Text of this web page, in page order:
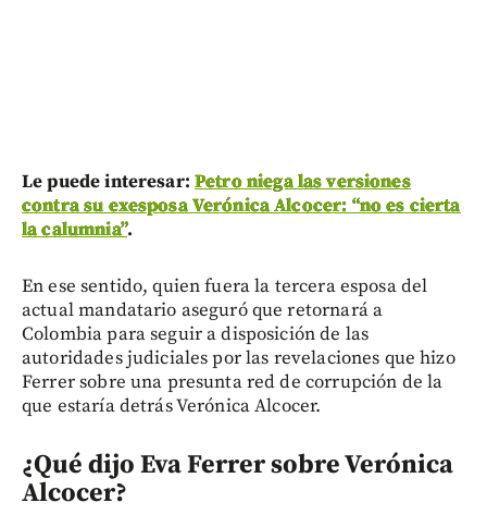
Le puede interesar: Petro niega las versiones
contra su exesposa Verónica Alcocer: “no es cierta
la calumnia”.
En ese sentido, quien fuera la tercera esposa del
actual mandatario aseguró que retornará a
Colombia para seguir a disposición de las
autoridades judiciales por las revelaciones que hizo
Ferrer sobre una presunta red de corrupción de la
que estaría detrás Verónica Alcocer.
¿Qué dijo Eva Ferrer sobre Verónica
Alcocer?